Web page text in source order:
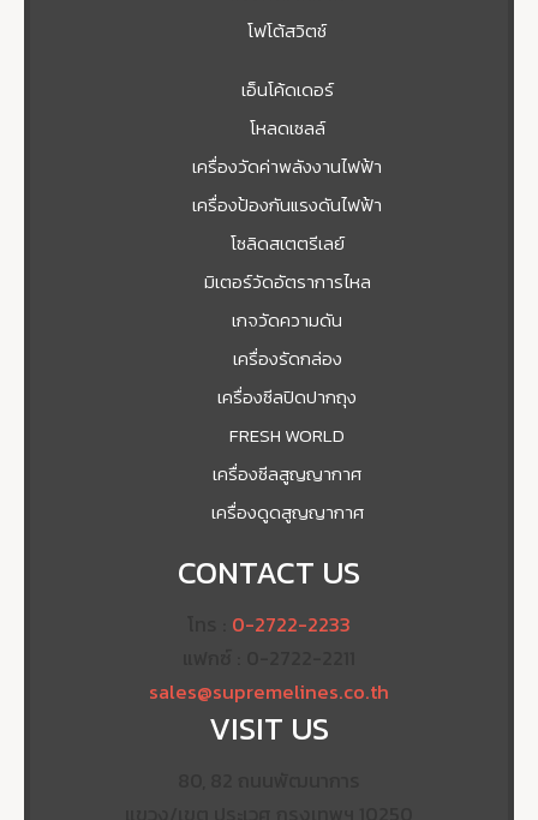
โฟโต้สวิตช์
เอ็นโค้ดเดอร์
โหลดเซลล์
เครื่องวัดค่าพลังงานไฟฟ้า
เครื่องป้องกันแรงดันไฟฟ้า
โซลิดสเตตรีเลย์
มิเตอร์วัดอัตราการไหล
เกจวัดความดัน
เครื่องรัดกล่อง
เครื่องซีลปิดปากถุง
FRESH WORLD
เครื่องซีลสูญญากาศ
เครื่องดูดสูญญากาศ
CONTACT US
0-2722-2233
sales@supremelines.co.th
VISIT US